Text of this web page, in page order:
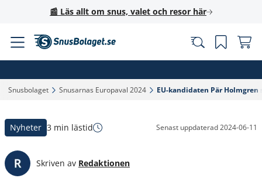
📰 Läs allt om snus, valet och resor här
Snusbolaget‎ Snusarnas Europaval 2024‎ EU-kandidaten Pär Holmgren
Nyheter 3 min lästid Senast uppdaterad2024-06-11
Skriven av Redaktionen